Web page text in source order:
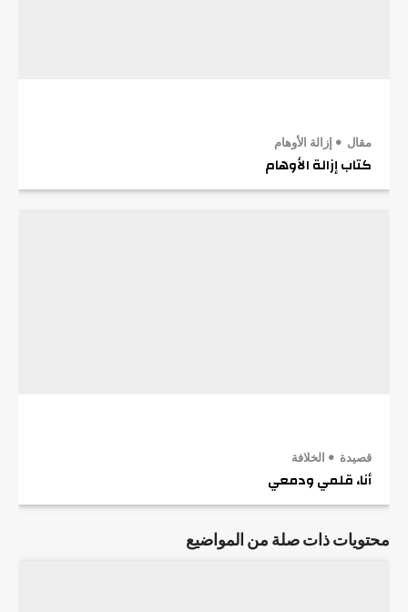
مقال إزالة الأوهام
كتاب إزالة الأوهام
قصيدة الخلافة
أنا، قلمي ودمعي
محتويات ذات صلة من المواضيع